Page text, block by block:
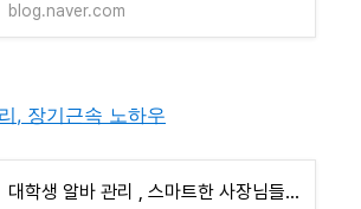
blog.naver.com
, 장기근속 노하우
대학생 알바 관리 , 스마트한 사장님들의 노하우 대공개